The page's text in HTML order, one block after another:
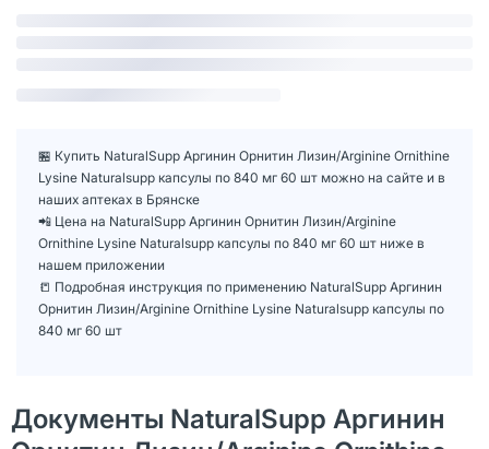
🏪 Купить NaturalSupp Аргинин Орнитин Лизин/Arginine Ornithine
Lysine Naturalsupp капсулы по 840 мг 60 шт можно на сайте и в
наших аптеках в Брянске
📲 Цена на NaturalSupp Аргинин Орнитин Лизин/Arginine
Ornithine Lysine Naturalsupp капсулы по 840 мг 60 шт ниже в
нашем приложении
📒 Подробная инструкция по применению NaturalSupp Аргинин
Орнитин Лизин/Arginine Ornithine Lysine Naturalsupp капсулы по
840 мг 60 шт
Документы NaturalSupp Аргинин